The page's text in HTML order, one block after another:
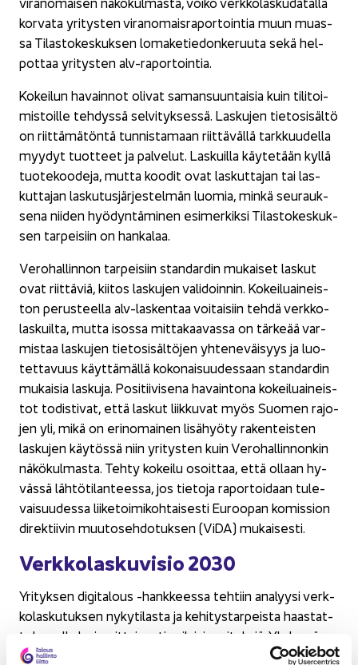
kor­va­ta yri­tys­ten vi­ran­omais­ra­por­toin­tia muun muas­
sa Ti­las­to­kes­kuk­sen lo­ma­ke­tie­don­ke­ruu­ta sekä hel­
pot­taa yri­tys­ten alv-​raportointia.
Ko­kei­lun ha­vain­not oli­vat sa­man­suun­tai­sia kuin ti­li­toi­
mis­toil­le teh­dys­sä sel­vi­tyk­ses­sä. Las­ku­jen tie­to­si­säl­tö
on riit­tä­mä­tön­tä tun­nis­ta­maan riit­tä­väl­lä tark­kuu­del­la
myy­dyt tuot­teet ja pal­ve­lut. Las­kuil­la käy­te­tään kyllä
tuo­te­koo­de­ja, mutta koo­dit ovat las­kut­ta­jan tai las­
kut­ta­jan las­ku­tus­jär­jes­tel­män luo­mia, minkä seu­rauk­
se­na nii­den hyö­dyn­tä­mi­nen esi­mer­kik­si Ti­las­to­kes­kuk­
sen tar­pei­siin on han­ka­laa.
Ve­ro­hal­lin­non tar­pei­siin stan­dar­din mu­kai­set las­kut
ovat riit­tä­viä, kii­tos las­ku­jen va­li­doin­nin. Ko­kei­luai­neis­
ton pe­rus­teel­la alv-​laskentaa voi­tai­siin tehdä verk­ko­
las­kuil­ta, mutta isos­sa mit­ta­kaa­vas­sa on tär­ke­ää var­
mis­taa las­ku­jen tie­to­si­säl­tö­jen yh­te­ne­väi­syys ja luo­
tet­ta­vuus käyt­tä­mäl­lä ko­ko­nai­suu­des­saan stan­dar­din
mu­kai­sia las­ku­ja. Po­si­tii­vi­se­na ha­vain­to­na ko­kei­luai­neis­
tot to­dis­ti­vat, että las­kut liik­ku­vat myös Suo­men ra­jo­
jen yli, mikä on erin­omai­nen li­sä­hyö­ty ra­ken­teis­ten
las­ku­jen käy­tös­sä niin yri­tys­ten kuin Ve­ro­hal­lin­non­kin
nä­kö­kul­mas­ta. Tehty ko­kei­lu osoit­taa, että ol­laan hy­
väs­sä läh­tö­ti­lan­tees­sa, jos tie­to­ja ra­por­toi­daan tu­le­
vai­suu­des­sa lii­ke­toi­mi­koh­tai­ses­ti Eu­roo­pan ko­mis­sion
di­rek­tii­vin muu­to­seh­do­tuk­sen (ViDA) mu­kai­ses­ti.
Verk­ko­las­ku­vi­sio 2030
Yri­tyk­sen di­gi­ta­lous -​hankkeessa teh­tiin ana­lyy­si verk­
ko­las­ku­tuk­sen ny­ky­ti­las­ta ja ke­hi­tys­tar­peis­ta haas­tat­
te­le­mal­la laa­ja­mit­tai­ses­ti eri­lai­sia yri­tyk­siä. Yh­des­sä
Tie­ken yl­lä­pi­tä­män Verk­ko­las­ku­foo­ru­min kans­sa pää­